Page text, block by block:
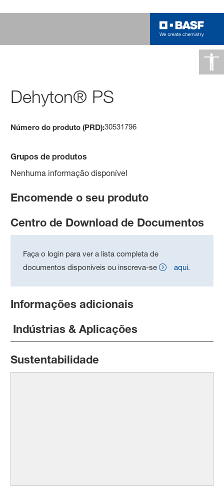
Dehyton® PS
Número do produto (PRD):30531796
Grupos de produtos
Nenhuma informação disponível
Encomende o seu produto
Centro de Download de Documentos
Faça o login para ver a lista completa de
documentos disponíveis ou inscreva-se
aqui.
Informações adicionais
Indústrias & Aplicações
Sustentabilidade